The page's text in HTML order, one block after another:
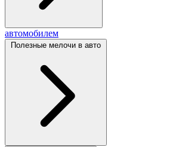
автомобилем
Полезные мелочи в авто